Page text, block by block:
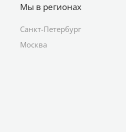
Мы в регионах
Санкт-Петербург
Москва